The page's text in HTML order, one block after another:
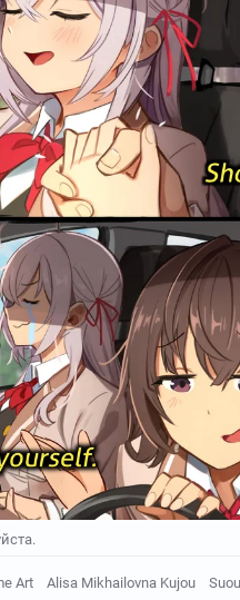
Art Alisa Mikhailovna Kujou